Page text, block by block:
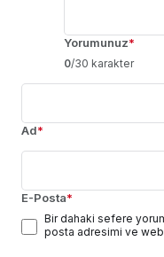
Yorumunuz*
0/30 karakter
Ad*
E-Posta*
Bir dahaki sefere
posta adresimi ve web